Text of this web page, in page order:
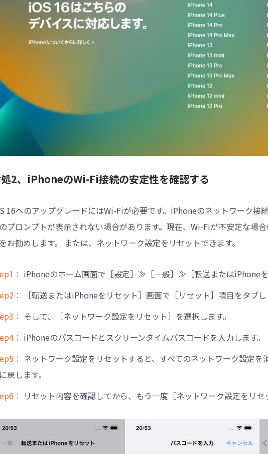
2、iPhoneのWi-Fi接続の安定性を確認する
16へのアップグレードにはWi-Fiが必要です。iPhoneのネットワーク接
プロンプトが表示されない場合があります。現在、Wi-Fiが不安定な場
お勧めします。 または、ネットワーク設定をリセットできます。
： iPhoneのホーム画面で［設定］≫［一般］≫［転送またはiPhoneを
：
［転送またはiPhoneをリセット］画面で［リセット］項目をタブし
： そして、［ネットワーク設定をリセット］を選択します。
： iPhoneのパスコードとスクリーンタイムパスコードを入力します。
： ネットワーク設定をリセットすると、すべてのネットワーク設定
戻します。
： リセット内容を確認してから、もう一度［ネットワーク設定をリセ